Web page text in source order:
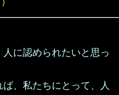
に認められたいと思っ
、私たちにとって、人